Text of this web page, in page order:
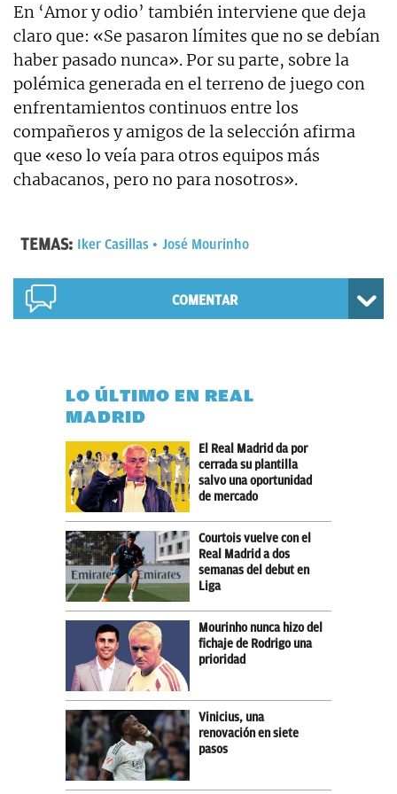
En ‘Amor y odio’ también interviene que deja
claro que: «Se pasaron límites que no se debían
haber pasado nunca». Por su parte, sobre la
polémica generada en el terreno de juego con
enfrentamientos continuos entre los
compañeros y amigos de la selección afirma
que «eso lo veía para otros equipos más
chabacanos, pero no para nosotros».
TEMAS: Iker Casillas José Mourinho
COMENTAR
LO ÚLTIMO EN REAL
MADRID
El Real Madrid da por
cerrada su plantilla
salvo una oportunidad
de mercado
Courtois vuelve con el
Real Madrid a dos
semanas del debut en
Liga
Mourinho nunca hizo del
fichaje de Rodrigo una
prioridad
Vinicius, una
renovación en siete
pasos